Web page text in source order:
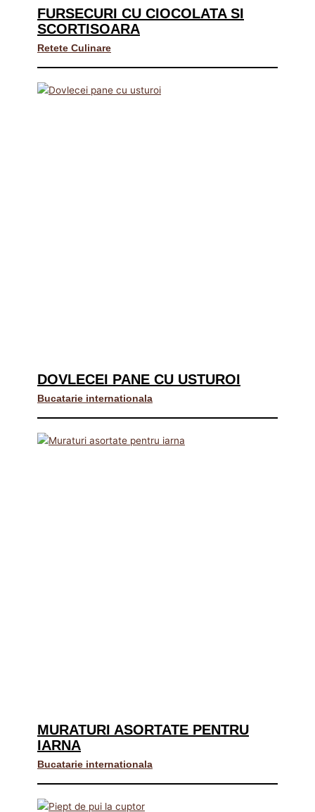
FURSECURI CU CIOCOLATA SI
SCORTISOARA
Retete Culinare
DOVLECEI PANE CU USTUROI
Bucatarie internationala
MURATURI ASORTATE PENTRU
IARNA
Bucatarie internationala